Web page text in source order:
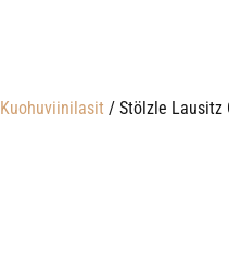
Kuohuviinilasit / Stölzle Lausitz